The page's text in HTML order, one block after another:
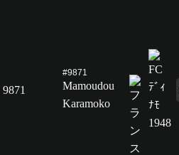
9871
#9871
Mamoudou
Karamoko